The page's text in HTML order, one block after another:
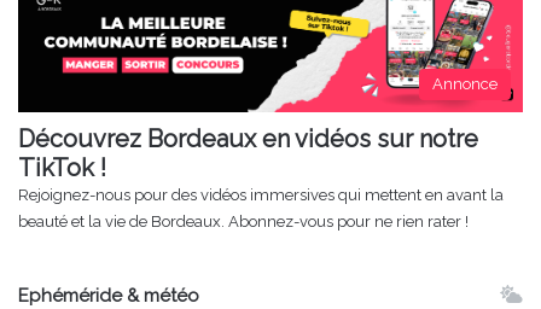
Annonce
Découvrez Bordeaux en vidéos sur notre
TikTok !
Rejoignez-nous pour des vidéos immersives qui mettent en avant la
beauté et la vie de Bordeaux. Abonnez-vous pour ne rien rater !
Ephéméride & météo